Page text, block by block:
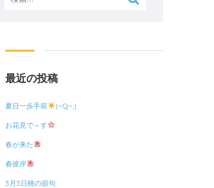
索:
最近の投稿
夏日一歩手前 (~Q~;)
お花見で～す
春が来た
春彼岸
3月3日桃の節句